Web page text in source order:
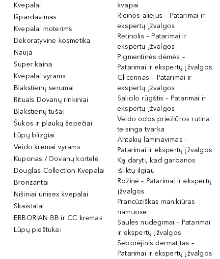
Kvepalai
Išpardavimas
Kvepalai moterims
Dekoratyvinė kosmetika
Nauja
Super kaina
Kvepalai vyrams
Blakstienų serumai
Rituals Dovanų rinkiniai
Blakstienų tušai
Šukos ir plaukų šepečiai
Lūpų blizgiai
Veido kremai vyrams
Kuponas / Dovanų kortelė
Douglas Collection Kvepalai
Bronzantai
Nišiniai unisex kvepalai
Skaistalai
ERBORIAN BB ir CC kremas
Lūpų pieštukai
kvapai
Ricinos aliejus – Patarimai ir
ekspertų įžvalgos
Retinolis – Patarimai ir
ekspertų įžvalgos
Pigmentinės dėmės –
Patarimai ir ekspertų įžvalgos
Glicerinas – Patarimai ir
ekspertų įžvalgos
Salicilo rūgštis – Patarimai ir
ekspertų įžvalgos
Veido odos priežiūros rutina:
teisinga tvarka
Antakių laminavimas –
Patarimai ir ekspertų įžvalgos
Ką daryti, kad garbanos
išliktų ilgiau
Rožinė – Patarimai ir ekspertų
įžvalgos
Prancūziškas manikiūras
namuose
Saulės nudegimai – Patarimai
ir ekspertų įžvalgos
Seborėjinis dermatitas –
Patarimai ir ekspertų įžvalgos